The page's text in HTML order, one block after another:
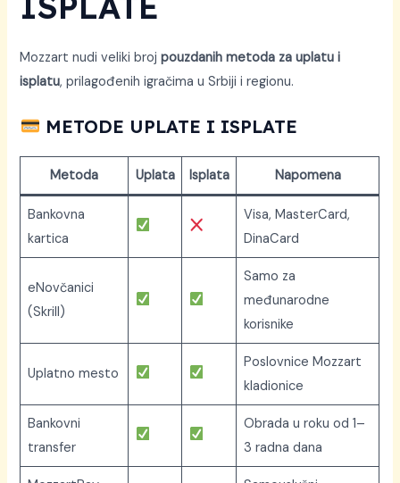
Mozzart nudi veliki brojpouzdanih metoda za uplatu i
isplatu, prilagođenih igračima u Srbiji i regionu.
METODE UPLATE I ISPLATE
Metoda Uplata Isplata Napomena
Bankovna
kartica
Visa, MasterCard,
DinaCard
eNovčanici
(Skrill)
Samo za
međunarodne
korisnike
Uplatno mesto
Poslovnice Mozzart
kladionice
Bankovni
transfer
Obrada u roku od 1–
3 radna dana